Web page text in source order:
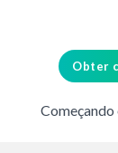
Obter
Começando